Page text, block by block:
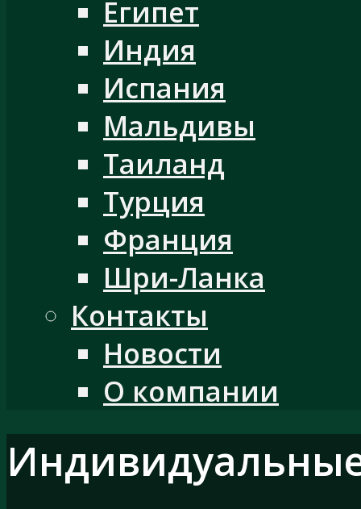
Египет
Индия
Испания
Мальдивы
Таиланд
Турция
Франция
Шри-Ланка
Контакты
Новости
О компании